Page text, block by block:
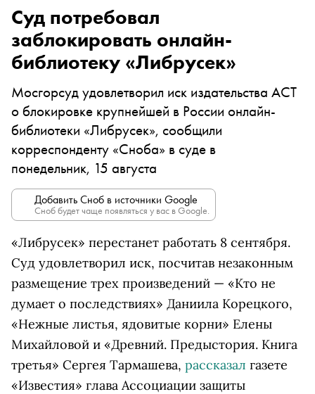
Суд потребовал
заблокировать онлайн-
библиотеку «Либрусек»
Мосгорсуд удовлетворил иск издательства АСТ
о блокировке крупнейшей в России онлайн-
библиотеки «Либрусек», сообщили
корреспонденту «Сноба» в суде в
понедельник, 15 августа
Добавить Сноб в источники Google
Сноб будет чаще появляться у вас в Google.
«Либрусек» перестанет работать 8 сентября.
Суд удовлетворил иск, посчитав незаконным
размещение трех произведений — «Кто не
думает о последствиях» Даниила Корецкого,
«Нежные листья, ядовитые корни» Елены
Михайловой и «Древний. Предыстория. Книга
третья» Сергея Тармашева, рассказал газете
«Известия» глава Ассоциации защиты